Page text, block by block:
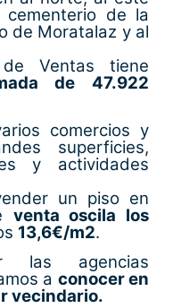
de la
de Moratalaz y al
Ventas tiene
de 47.922
comercios y
superficies,
y actividades
un piso en
venta oscila los
13,6€/m2.
las agencias
a conocer en
vecindario.